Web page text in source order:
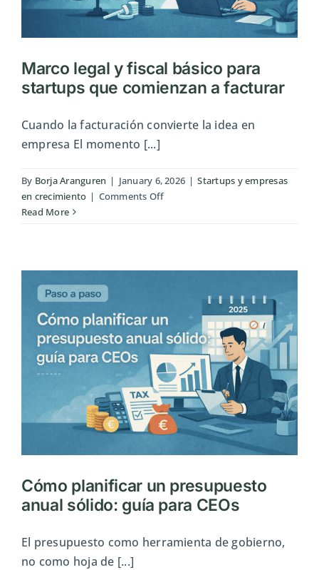
Marco legal y fiscal básico para
startups que comienzan a facturar
Cuando la facturación convierte la idea en
empresa El momento [...]
By Borja Aranguren | January 6, 2026 | Startups y empresas
en crecimiento | Comments Offon
básico
que
comienzan
a
facturar
Read More
Cómo planificar un presupuesto
anual sólido: guía para CEOs
El presupuesto como herramienta de gobierno,
no como hoja de [...]